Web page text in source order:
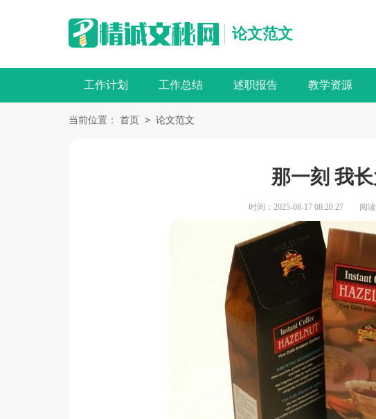
论文范文
工作计划 工作总结 述职报告 教学资源
当前位置： 首页 > 论文范文
那一刻 我
时间：2025-08-17 08:20:27 阅